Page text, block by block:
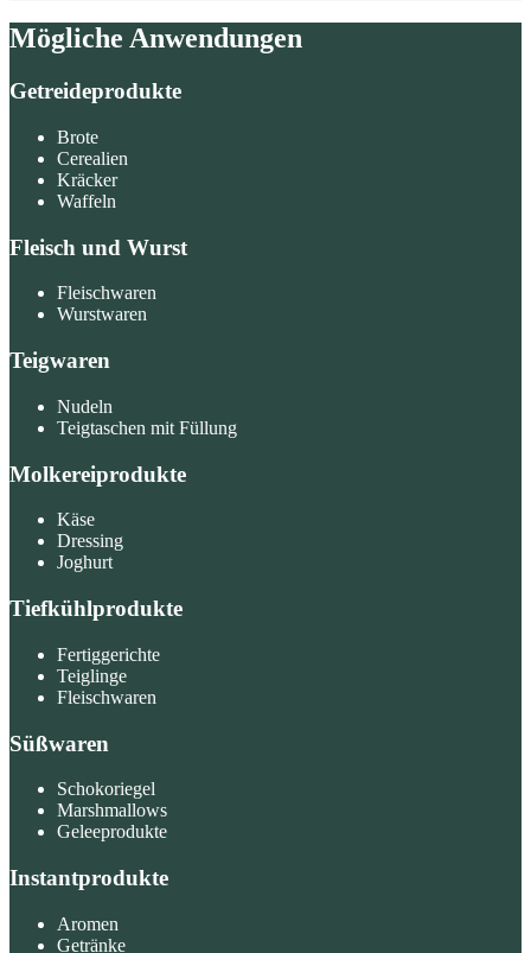
Mögliche Anwendungen
Getreideprodukte
Brote
Cerealien
Kräcker
Waffeln
Fleisch und Wurst
Fleischwaren
Wurstwaren
Teigwaren
Nudeln
Teigtaschen mit Füllung
Molkereiprodukte
Käse
Dressing
Joghurt
Tiefkühlprodukte
Fertiggerichte
Teiglinge
Fleischwaren
Süßwaren
Schokoriegel
Marshmallows
Geleeprodukte
Instantprodukte
Aromen
Getränke